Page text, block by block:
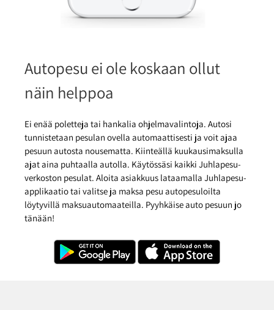
Autopesu ei ole koskaan ollut
näin helppoa
Ei enää poletteja tai hankalia ohjelmavalintoja. Autosi
tunnistetaan pesulan ovella automaattisesti ja voit ajaa
pesuun autosta nousematta. Kiinteällä kuukausimaksulla
ajat aina puhtaalla autolla. Käytössäsi kaikki Juhlapesu-
verkoston pesulat. Aloita asiakkuus lataamalla Juhlapesu-
applikaatio tai valitse ja maksa pesu autopesuloilta
löytyvillä maksuautomaateilla. Pyyhkäise auto pesuun jo
tänään!